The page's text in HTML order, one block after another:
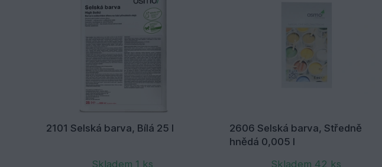
2101 Selská barva, Bílá 25 l
Skladem 1 ks
2606 Selská barva, Středně
hnědá 0,005 l
Skladem 42 ks